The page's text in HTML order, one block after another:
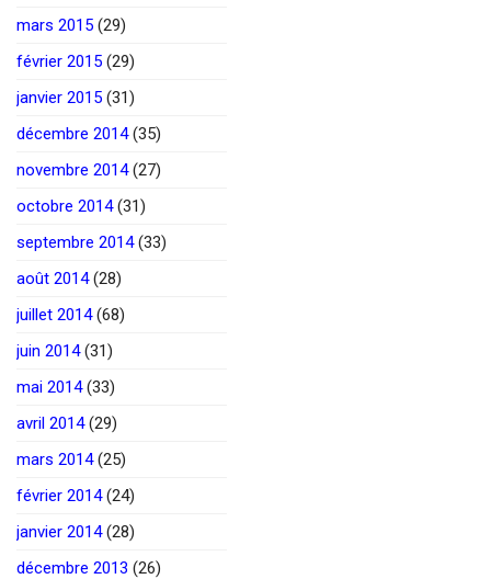
mars 2015 (29)
février 2015 (29)
janvier 2015 (31)
décembre 2014(35)
novembre 2014(27)
octobre 2014(31)
septembre 2014(33)
août 2014(28)
juillet 2014(68)
juin 2014(31)
mai 2014(33)
avril 2014(29)
mars 2014(25)
février 2014(24)
janvier 2014(28)
décembre 2013 (26)